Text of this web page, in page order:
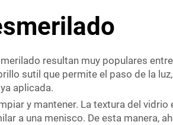
resultan muy populares
sutil que permite el paso de la
aplicada.
y mantener. La textura del
a una menisco. De esta manera,